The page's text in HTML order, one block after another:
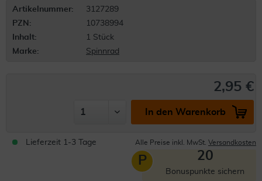
Artikelnummer:
3127289
PZN:
10738994
Inhalt:
1 Stück
Marke:
Spinnrad
2,95 €
In den Warenkorb
Lieferzeit 1-3 Tage Alle Preise inkl. MwSt. Versandkosten
P 20
Bonuspunkte sichern